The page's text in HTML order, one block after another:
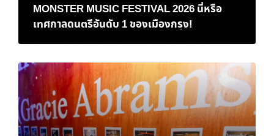
MONSTER MUSIC FESTIVAL 2026 นี่หรือ
เทศกาลดนตรีอันดับ 1 ของเมืองกรุง!